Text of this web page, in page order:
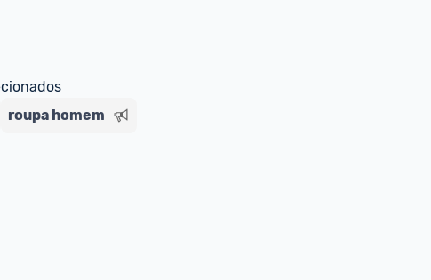
um marketplace, nós indicamos no
sinalizamos através da tag
roupa homem